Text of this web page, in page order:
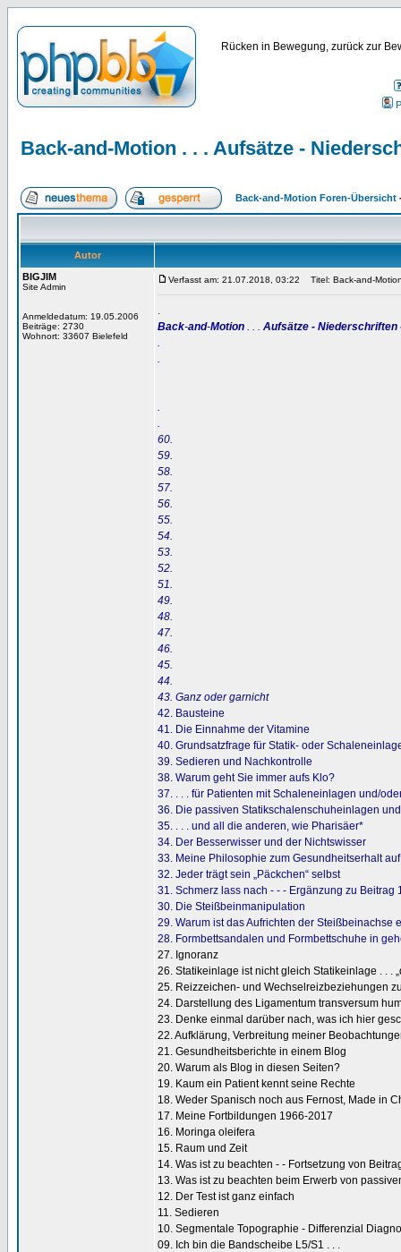
Rücken in Bewegung, zurück zur
Back-and-Motion . . . Aufsätze -
Back-and-Motion Foren-Übersicht
Autor
BIGJIM
Site Admin
Anmeldedatum: 19.05.2006
Beiträge: 2730
Wohnort: 33607 Bielefeld
Verfasst am: 21.07.2018, 03:22 Titel: Back-and-
.
Back-and-Motion . . . Aufsätze - Niederschriften
.
.
.
.
60.
59.
58.
57.
56.
55.
54.
53.
52.
51.
49.
48.
47.
46.
45.
44.
43. Ganz oder garnicht
42. Bausteine
41. Die Einnahme der Vitamine
40. Grundsatzfrage für Statik- oder
39. Sedieren und Nachkontrolle
38. Warum geht Sie immer aufs Klo?
37. . . . für Patienten mit Schaleneinlagen und/
36. Die passiven Statikschalenschuheinlagen
35. . . . und all die anderen, wie Pharisäer*
34. Der Besserwisser und der Nichtswisser
33. Meine Philosophie zum Gesundheitserhalt
32. Jeder trägt sein „Päckchen“ selbst
31. Schmerz lass nach - - - Ergänzung zu Beitrag
30. Die Steißbeinmanipulation
29. Warum ist das Aufrichten der Steißbeinachse
28. Formbettsandalen und Formbettschuhe in
27. Ignoranz
26. Statikeinlage ist nicht gleich Statikeinlage . . .
25. Reizzeichen- und Wechselreizbeziehungen
24. Darstellung des Ligamentum transversum
23. Denke einmal darüber nach, was ich hier
22. Aufklärung, Verbreitung meiner
21. Gesundheitsberichte in einem Blog
20. Warum als Blog in diesen Seiten?
19. Kaum ein Patient kennt seine Rechte
18. Weder Spanisch noch aus Fernost, Made in
17. Meine Fortbildungen 1966-2017
16. Moringa oleifera
15. Raum und Zeit
14. Was ist zu beachten - - Fortsetzung von
13. Was ist zu beachten beim Erwerb von
12. Der Test ist ganz einfach
11. Sedieren
10. Segmentale Topographie - Differenzial
09. Ich bin die Bandscheibe L5/S1 . . .